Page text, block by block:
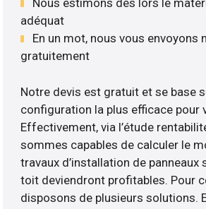
Nous estimons dès lors le
adéquat
En un mot, nous vous envoyons
gratuitement
Notre devis est gratuit et se base
configuration la plus efficace pour
Effectivement, via l’étude
sommes capables de calculer le
travaux d’installation de panneaux
toit deviendront profitables. Pour
disposons de plusieurs solutions.